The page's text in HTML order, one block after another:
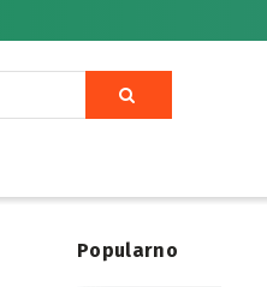
Popularno